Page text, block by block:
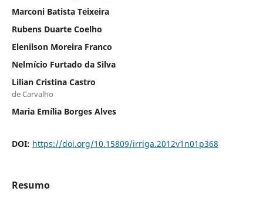
Marconi Batista Teixeira
Rubens Duarte Coelho
Elenilson Moreira Franco
Nelmício Furtado da Silva
Lilian Cristina Castro
de Carvalho
Maria Emília Borges Alves
DOI: https://doi.org/10.15809/irriga.2012v1n01p368
Resumo